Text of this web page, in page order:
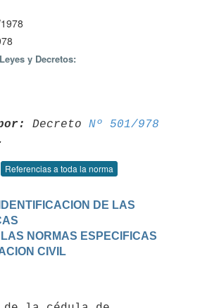
y Decretos:
Decreto Nº 501/978
Referencias a toda la norma
DE LAS
NORMAS ESPECIFICAS
CIVIL